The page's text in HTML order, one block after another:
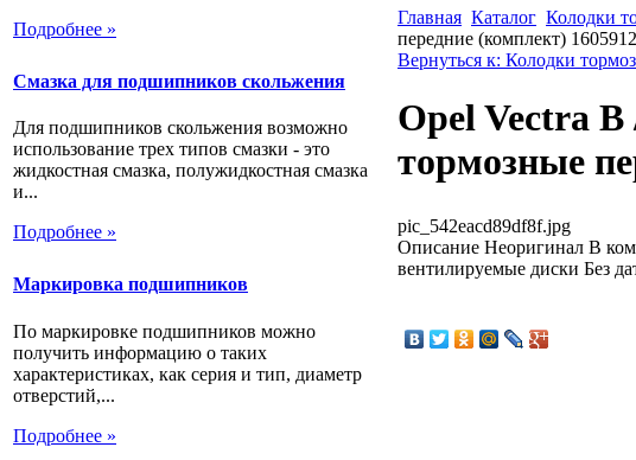
Подробнее »
Смазка для подшипников скольжения
Для подшипников скольжения возможно
использование трех типов смазки - это
жидкостная смазка, полужидкостная смазка
и...
Подробнее »
Маркировка подшипников
По маркировке подшипников можно
получить информацию о таких
характеристиках, как серия и тип, диаметр
отверстий,...
Подробнее »
Главная Каталог Колодки
передние (комплект) 1605912
Вернуться к: Колодки
Opel Vectra
тормозные
pic_542eacd89df8f.jpg
Описание Неоригинал В
вентилируемые диски Без